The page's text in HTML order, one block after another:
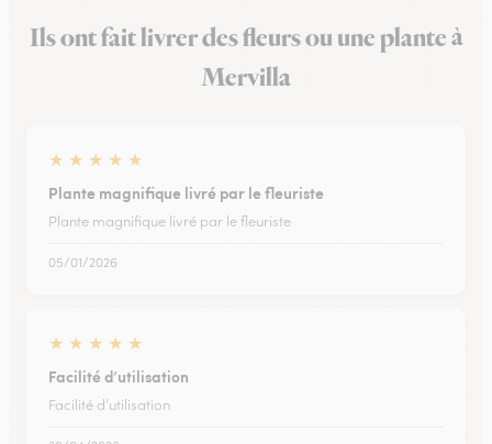
Ils ont fait livrer des fleurs ou une plante à
Mervilla
★ ★ ★ ★ ★
Plante magnifique livré par le fleuriste
Plante magnifique livré par le fleuriste
05/01/2026
★ ★ ★ ★ ★
Facilité d’utilisation
Facilité d’utilisation